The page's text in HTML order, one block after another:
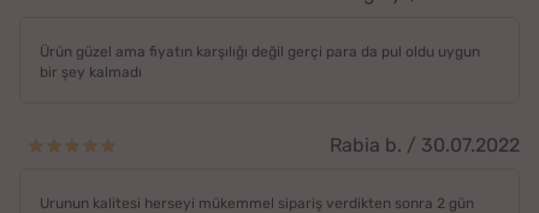
Ürün güzel ama fiyatın karşılığı değil gerçi para da pul oldu uygun
bir şey kalmadı
Rabia b. / 30.07.2022
Urunun kalitesi herseyi mükemmel sipariş verdikten sonra 2 gün